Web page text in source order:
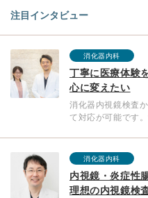
注目インタビュー
消化器内科
丁寧に医療体験
心に変えたい
消化器内視鏡検査
て対応が可能です
消化器内科
内視鏡・炎症性
理想の内視鏡検